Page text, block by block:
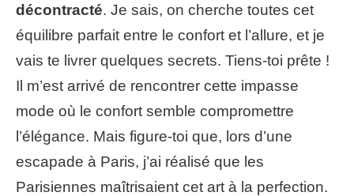
décontracté. Je sais, on cherche toutes cet
équilibre parfait entre le confort et l’allure, et je
vais te livrer quelques secrets. Tiens-toi prête !
Il m’est arrivé de rencontrer cette impasse
mode où le confort semble compromettre
l’élégance. Mais figure-toi que, lors d’une
escapade à Paris, j’ai réalisé que les
Parisiennes maîtrisaient cet art à la perfection.